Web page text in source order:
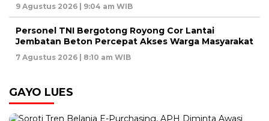
9 Agustus 2026 | 9:04 am WIB
Personel TNI Bergotong Royong Cor Lantai
Jembatan Beton Percepat Akses Warga Masyarakat
7 Agustus 2026 | 8:10 am WIB
GAYO LUES